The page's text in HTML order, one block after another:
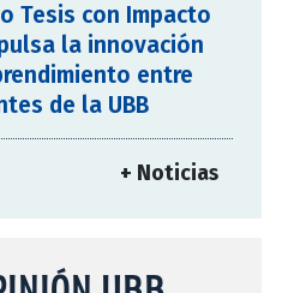
Tesis con Impacto
la innovación
entre
de la UBB
+ Noticias